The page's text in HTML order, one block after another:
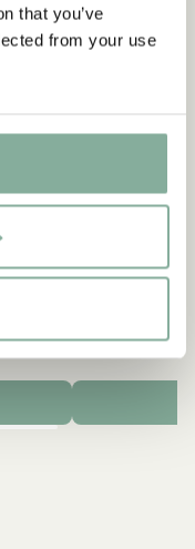
that you’ve
from your use